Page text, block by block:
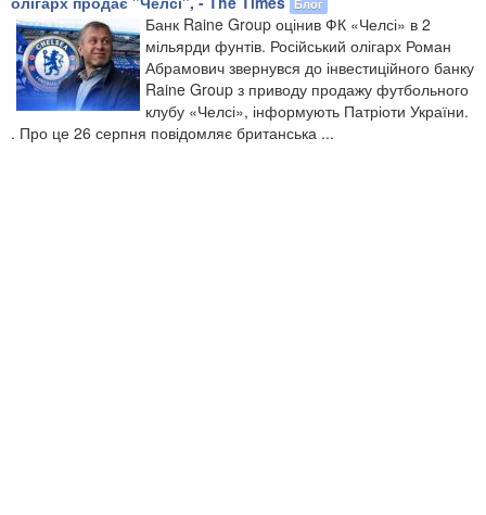
Банк Raine Group оцінив ФК «Челсі» в 2
мільярди фунтів. Російський олігарх Роман
Абрамович звернувся до інвестиційного банку
Raine Group з приводу продажу футбольного
клубу «Челсі», інформують Патріоти України.
. Про це 26 серпня повідомляє британська ...